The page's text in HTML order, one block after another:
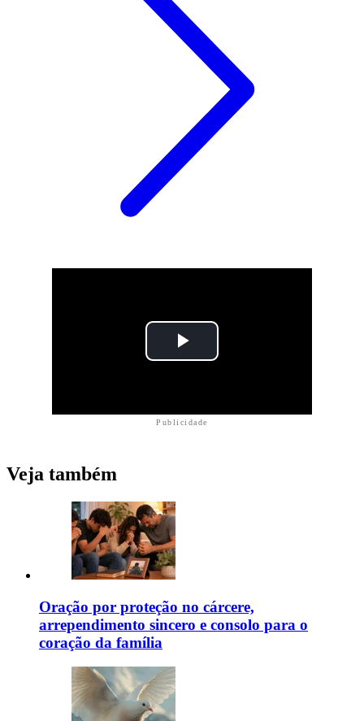
Publicidade
Veja também
Oração por proteção no cárcere,
arrependimento sincero e consolo para o
coração da família